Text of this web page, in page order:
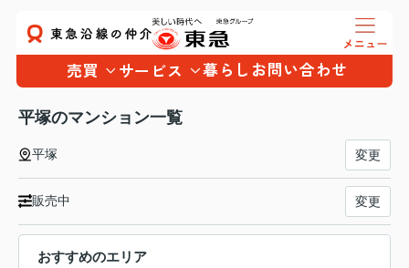
売買 サービス 暮らし お問い合わせ
平塚のマンション一覧
平塚 変更
販売中 変更
おすすめのエリア